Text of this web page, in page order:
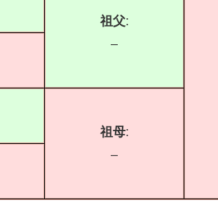
祖父:
–
祖母:
–